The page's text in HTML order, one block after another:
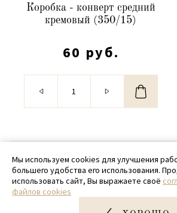
Коробка - конверт средний
кремовый (350/15)
60 руб.
© 2020 - 2026 SamPack
+ 7 (918) 699-97-
zakaz@sampack.store
Мы используем cookies для улучшения
большего удобства его использования.
использовать сайт, Вы выражаете своё
файлов cookies